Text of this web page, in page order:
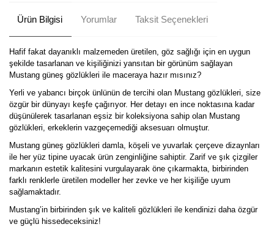
Ürün Bilgisi Yorumlar Taksit Seçenekleri
Hafif fakat dayanıklı malzemeden üretilen, göz sağlığı için en uygun
şekilde tasarlanan ve kişiliğinizi yansıtan bir görünüm sağlayan
Mustang güneş gözlükleri ile maceraya hazır mısınız?
Yerli ve yabancı birçok ünlünün de tercihi olan Mustang gözlükleri, size
özgür bir dünyayı keşfe çağırıyor. Her detayı en ince noktasına kadar
düşünülerek tasarlanan eşsiz bir koleksiyona sahip olan Mustang
gözlükleri, erkeklerin vazgeçemediği aksesuarı olmuştur.
Mustang güneş gözlükleri damla, köşeli ve yuvarlak çerçeve dizaynları
ile her yüz tipine uyacak ürün zenginliğine sahiptir. Zarif ve şık çizgiler
markanın estetik kalitesini vurgulayarak öne çıkarmakta, birbirinden
farklı renklerle üretilen modeller her zevke ve her kişiliğe uyum
sağlamaktadır.
Mustang’in birbirinden şık ve kaliteli gözlükleri ile kendinizi daha özgür
ve güçlü hissedeceksiniz!